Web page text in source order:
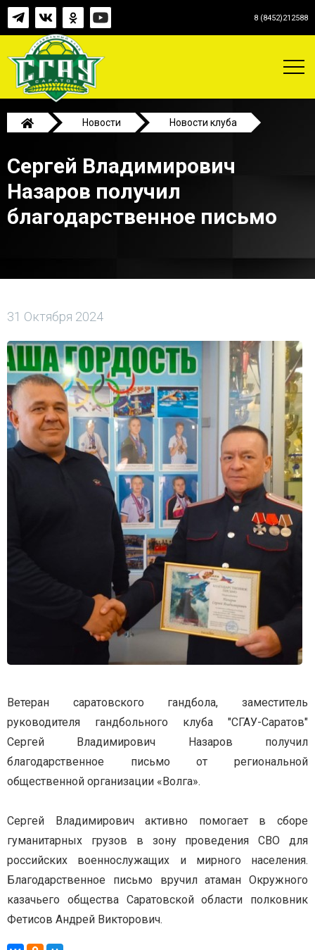
8 (8452)212588
Новости
Новости клуба
благодарственное письмо
Сергей Владимирович
Назаров получил
благодарственное письмо
31 Октября 2024
Ветеран саратовского гандбола, заместитель
руководителя гандбольного клуба "СГАУ-Саратов"
Сергей Владимирович Назаров получил
благодарственное письмо от региональной
общественной организации «Волга».
Сергей Владимирович активно помогает в сборе
гуманитарных грузов в зону проведения СВО для
российских военнослужащих и мирного населения.
Благодарственное письмо вручил атаман Окружного
казачьего общества Саратовской области полковник
Фетисов Андрей Викторович.